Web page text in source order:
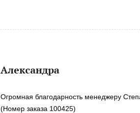
Александра
Огромная благодарность менеджеру
(Номер заказа 100425)